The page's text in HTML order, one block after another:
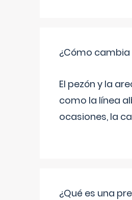
¿Cómo cambia
El pezón y la
como la línea
ocasiones, la
¿Qué es una